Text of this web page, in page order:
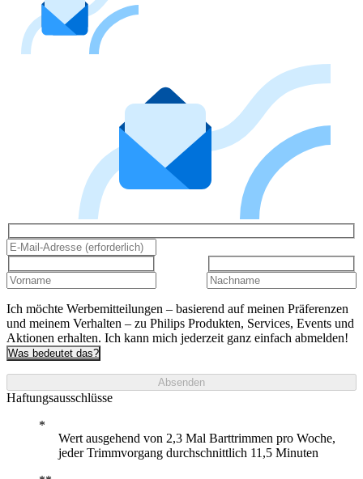
Ich möchte Werbemitteilungen – basierend auf meinen Präferenzen
und meinem Verhalten – zu Philips Produkten, Services, Events und
Aktionen erhalten. Ich kann mich jederzeit ganz einfach abmelden!
Was bedeutet das?
Absenden
Haftungsausschlüsse
Wert ausgehend von 2,3 Mal Barttrimmen pro Woche,
jeder Trimmvorgang durchschnittlich 11,5 Minuten